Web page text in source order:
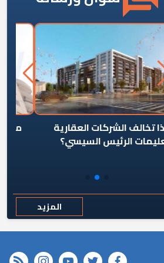
يوقف سرطان الأبراج السكنية
المخالفة ياحكومة؟
المزيد